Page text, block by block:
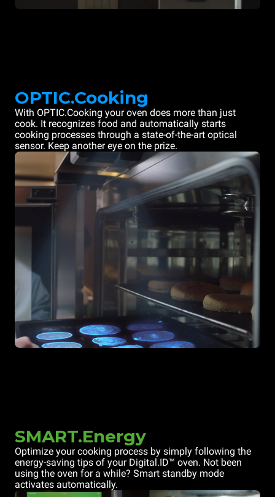
OPTIC.Cooking
With OPTIC.Cooking your oven does more than just
cook. It recognizes food and automatically starts
cooking processes through a state-of-the-art optical
sensor. Keep another eye on the prize.
SMART.Energy
Optimize your cooking process by simply following the
energy-saving tips of your Digital.ID™ oven. Not been
using the oven for a while? Smart standby mode
activates automatically.